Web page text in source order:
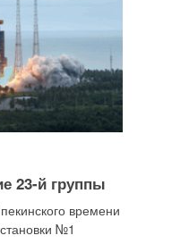
23-й группы
времени
№1